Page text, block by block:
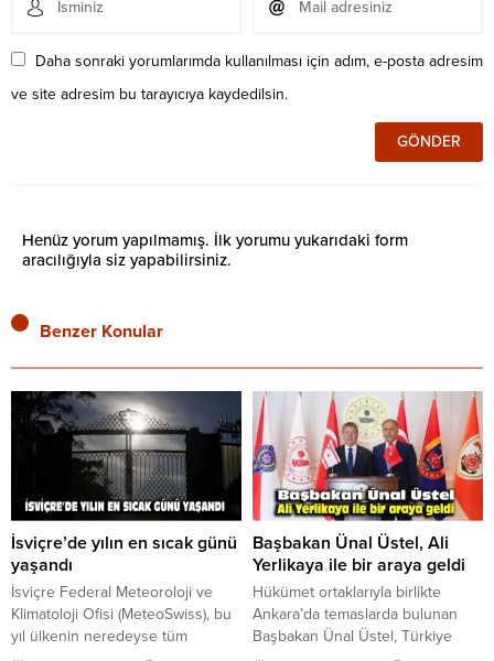
Daha sonraki yorumlarımda kullanılması için adım, e-posta adresim
ve site adresim bu tarayıcıya kaydedilsin.
Henüz yorum yapılmamış. İlk yorumu yukarıdaki form
aracılığıyla siz yapabilirsiniz.
Benzer Konular
İsviçre’de yılın en sıcak günü
yaşandı
İsviçre Federal Meteoroloji ve
Klimatoloji Ofisi (MeteoSwiss), bu
yıl ülkenin neredeyse tüm
Başbakan Ünal Üstel, Ali
Yerlikaya ile bir araya geldi
Hükümet ortaklarıyla birlikte
Ankara’da temaslarda bulunan
Başbakan Ünal Üstel, Türkiye